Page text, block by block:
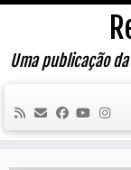
Skip
content
Uma publicação